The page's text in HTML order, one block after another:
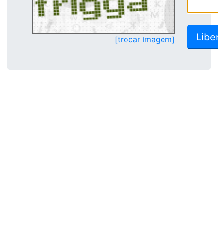
[trocar imagem]